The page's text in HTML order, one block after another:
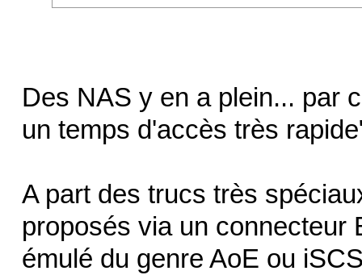
Des NAS y en a plein... par
un temps d'accès très
A part des trucs très
proposés via un connecteur
émulé du genre AoE ou